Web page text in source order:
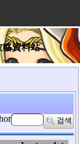
略資料站
검색